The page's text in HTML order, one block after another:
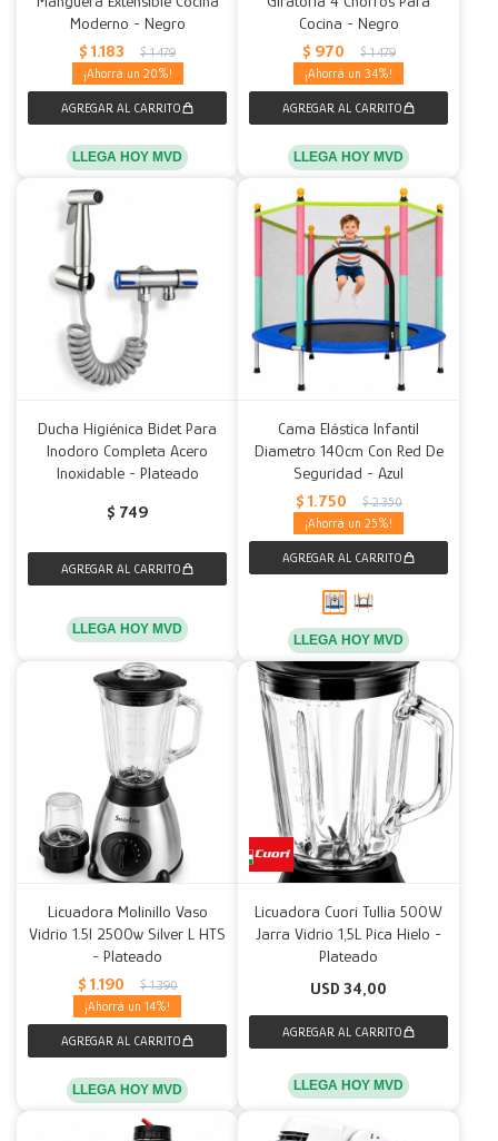
Moderno - Negro
$ 1.183 $ 1.479
20
LLEGA HOY MVD
Cocina - Negro
$ 970 $ 1.479
34
LLEGA HOY MVD
Ducha Higiénica Bidet Para
Inodoro Completa Acero
Inoxidable - Plateado
$ 749
LLEGA HOY MVD
Cama Elástica Infantil
Diametro 140cm Con Red De
Seguridad - Azul
$ 1.750 $ 2.350
25
LLEGA HOY MVD
Licuadora Molinillo Vaso
Vidrio 1.5l 2500w Silver L HTS
- Plateado
$ 1.190 $ 1.390
14
LLEGA HOY MVD
Licuadora Cuori Tullia 500W
Jarra Vidrio 1,5L Pica Hielo -
Plateado
USD 34,00
LLEGA HOY MVD
Mesas
Calefactores
Acolchados y Frazadas
Fundas
Decoración
Accesorios para el hogar
Herramientas
Accesorios
Muebles Infantiles